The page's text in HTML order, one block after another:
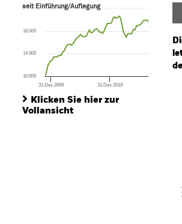
seit Einführung/Auflegung
The chart has 1 X axis displaying Time.
The chart has 1 Y axis displaying values.
seit Einführung/Auflegung
31.Dez.2009 31.Dez.2019
10.000
14.000
18.000
Klicken Sie hier zur
Vollansicht